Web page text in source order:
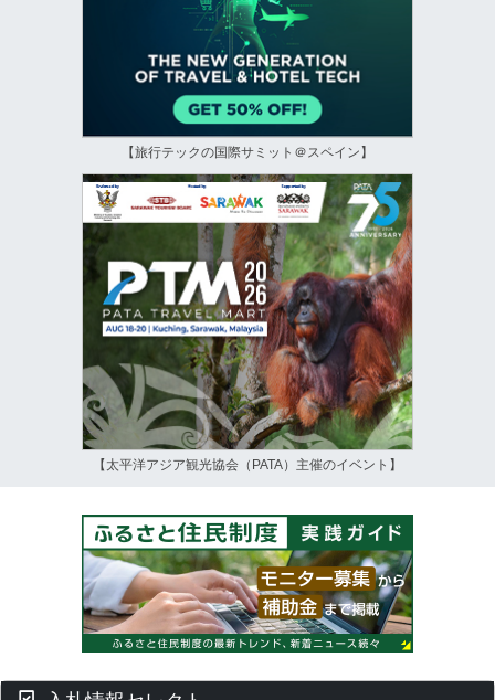
【旅行テックの国際サミット＠スペイン】
【太平洋アジア観光協会（PATA）主催のイベント】